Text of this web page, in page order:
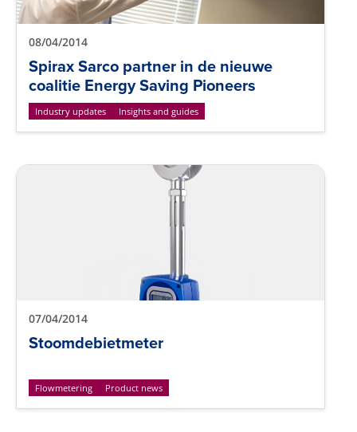
08/04/2014
Spirax Sarco partner in de nieuwe
coalitie Energy Saving Pioneers
Industry updates Insights and guides
07/04/2014
Stoomdebietmeter
Flowmetering Product news